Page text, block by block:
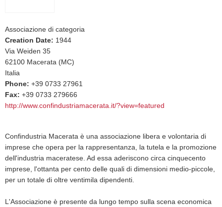
Associazione di categoria
Creation Date: 1944
Via Weiden 35
62100 Macerata (MC)
Italia
Phone: +39 0733 27961
Fax: +39 0733 279666
http://www.confindustriamacerata.it/?view=featured
Confindustria Macerata è una associazione libera e volontaria di
imprese che opera per la rappresentanza, la tutela e la promozione
dell'industria maceratese. Ad essa aderiscono circa cinquecento
imprese, l'ottanta per cento delle quali di dimensioni medio-piccole,
per un totale di oltre ventimila dipendenti.
L'Associazione è presente da lungo tempo sulla scena economica